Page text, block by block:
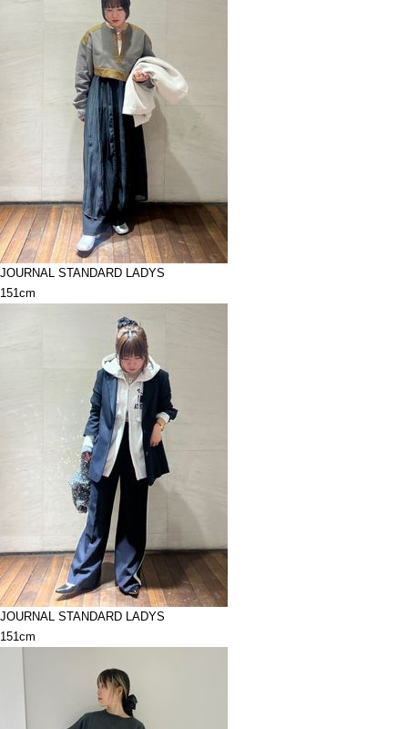
JOURNAL STANDARD LADYS
151cm
JOURNAL STANDARD LADYS
151cm